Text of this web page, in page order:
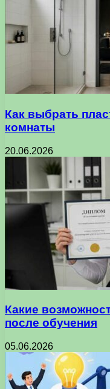
Как выбрать
комнаты
20.06.2026
Какие
после обучения
05.06.2026